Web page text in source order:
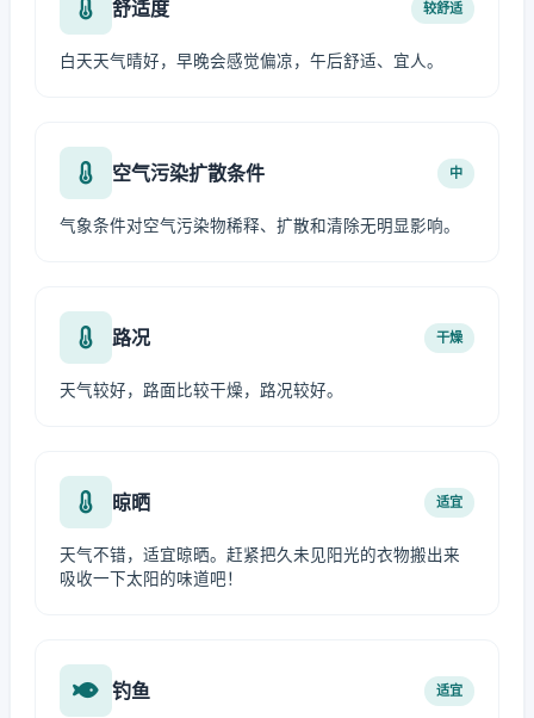
舒适度 较舒适
白天天气晴好，早晚会感觉偏凉，午后舒适、宜人。
空气污染扩散条件 中
气象条件对空气污染物稀释、扩散和清除无明显影响。
路况 干燥
天气较好，路面比较干燥，路况较好。
晾晒 适宜
天气不错，适宜晾晒。赶紧把久未见阳光的衣物搬出来
吸收一下太阳的味道吧！
钓鱼 适宜